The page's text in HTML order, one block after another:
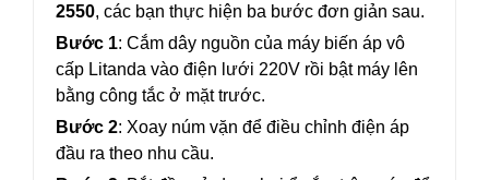
2550, các bạn thực hiện ba bước đơn giản sau.
Bước 1: Cắm dây nguồn của máy biến áp vô
cấp Litanda vào điện lưới 220V rồi bật máy lên
bằng công tắc ở mặt trước.
Bước 2: Xoay núm vặn để điều chỉnh điện áp
đầu ra theo nhu cầu.